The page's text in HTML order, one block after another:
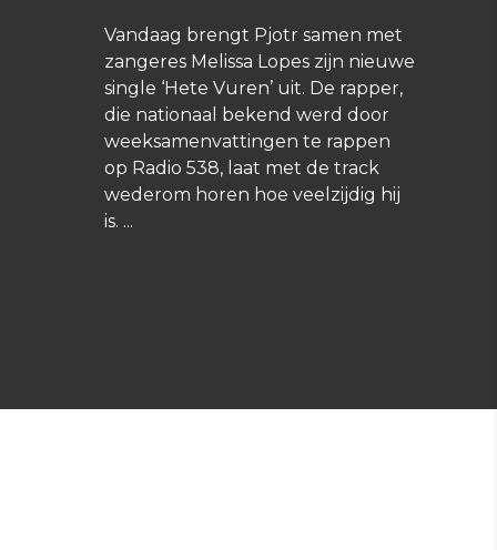
Vandaag brengt Pjotr samen met
zangeres Melissa Lopes zijn nieuwe
single ‘Hete Vuren’ uit. De rapper,
die nationaal bekend werd door
weeksamenvattingen te rappen
op Radio 538, laat met de track
wederom horen hoe veelzijdig hij
is.